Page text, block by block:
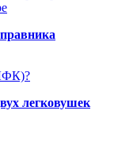
легковушек